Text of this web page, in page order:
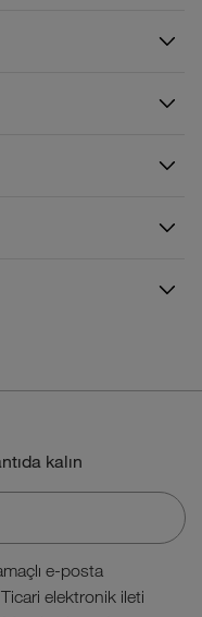
kalın
e-posta
elektronik ileti